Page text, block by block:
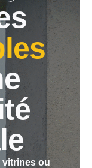
vitrines ou